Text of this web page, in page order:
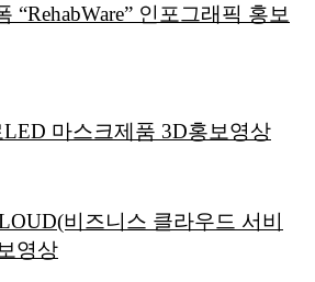
“RehabWare” 인포그래픽 홍보
마스크제품 3D홍보영상
비즈니스 클라우드 서비
영상